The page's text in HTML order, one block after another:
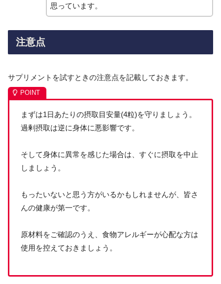
思っています。
注意点
サプリメントを試すときの注意点を記載しておきます。
まずは1日あたりの摂取目安量(4粒)を守りましょう。
過剰摂取は逆に身体に悪影響です。
そして身体に異常を感じた場合は、すぐに摂取を中止
しましょう。
もったいないと思う方がいるかもしれませんが、皆さ
んの健康が第一です。
原材料をご確認のうえ、食物アレルギーが心配な方は
使用を控えておきましょう。